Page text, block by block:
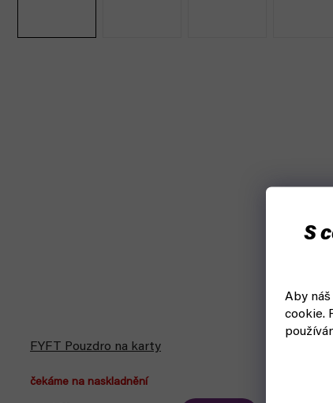
S
Aby
cookie.
FYFT Pouzdro na karty
čekáme na naskladnění